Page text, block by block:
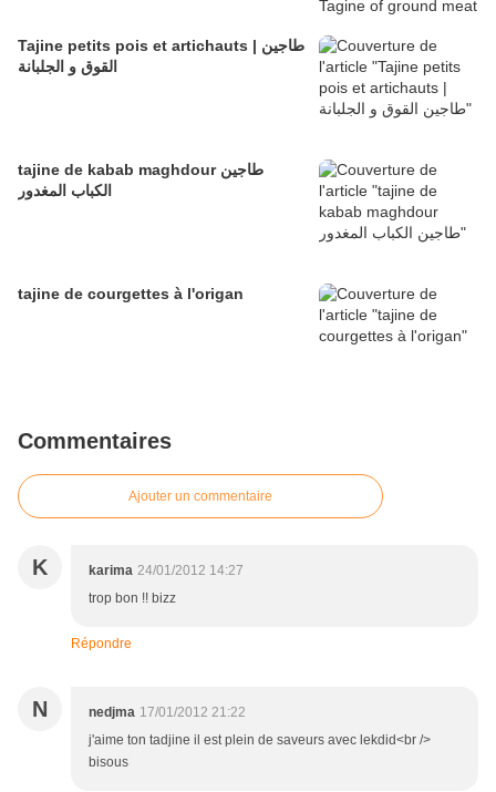
Tajine petits pois et artichauts | طاجين
القوق و الجلبانة
tajine de kabab maghdour طاجين
الكباب المغدور
tajine de courgettes à l'origan
Commentaires
Ajouter un commentaire
K karima 24/01/2012 14:27
trop bon !! bizz
Répondre
N nedjma 17/01/2012 21:22
j'aime ton tadjine il est plein de saveurs avec lekdid<br />
bisous